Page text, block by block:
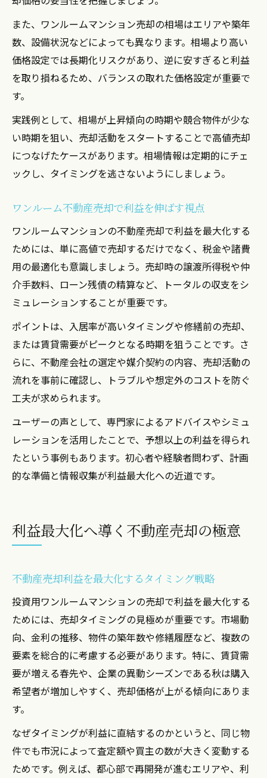
また、ワンルームマンション売却の相場はエリアや築年
数、設備状況などによっても異なります。相場より高い
価格設定では長期化リスクがあり、逆に安すぎると利益
を取り損ねるため、バランスの取れた価格設定が重要で
す。
実践例として、相場が上昇傾向の時期や競合物件が少な
い時期を狙い、売却活動をスタートすることで高値売却
につなげたケースがあります。相場情報は定期的にチェ
ックし、タイミングを逃さないようにしましょう。
ワンルーム不動産売却で利益を伸ばす視点
ワンルームマンションの不動産売却で利益を最大化する
ためには、単に高値で売却するだけでなく、税金や諸費
用の最適化も意識しましょう。売却時の譲渡所得税や仲
介手数料、ローン残債の精算など、トータルの収支をシ
ミュレーションすることが重要です。
ポイントは、入居率が高いタイミングや修繕前の売却、
または賃貸需要がピークとなる時期を狙うことです。さ
らに、不動産会社の選定や媒介契約の内容、売却活動の
流れを事前に確認し、トラブルや想定外のコストを防ぐ
工夫が求められます。
ユーザーの声として、専門家によるアドバイスやシミュ
レーションを活用したことで、予想以上の利益を得られ
たという事例もあります。初心者や経験者問わず、計画
的な準備と情報収集が利益最大化への近道です。
利益最大化へ導く不動産売却の極意
不動産売却利益を最大化するタイミング戦略
投資用ワンルームマンションの売却で利益を最大化する
ためには、売却タイミングの見極めが重要です。市場動
向、金利の推移、物件の築年数や修繕履歴など、複数の
要素を総合的に考慮する必要があります。特に、賃貸需
要が増える春先や、企業の異動シーズンである秋は購入
希望者が増加しやすく、売却価格が上がる傾向にありま
す。
なぜタイミングが利益に直結するのかというと、同じ物
件でも市況によって査定額や買主の数が大きく変動する
ためです。例えば、都心部で再開発が進むエリアや、利